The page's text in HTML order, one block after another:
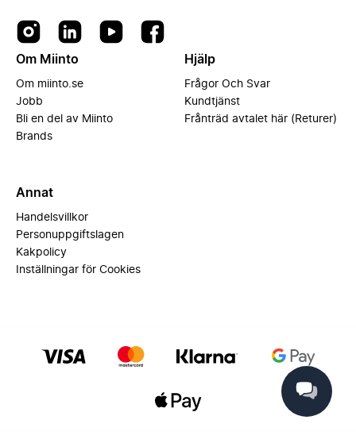
Om Miinto
Om miinto.se
Jobb
Bli en del av Miinto
Brands
Hjälp
Frågor Och Svar
Kundtjänst
Frånträd avtalet här (Returer)
Annat
Handelsvillkor
Personuppgiftslagen
Kakpolicy
Inställningar för Cookies